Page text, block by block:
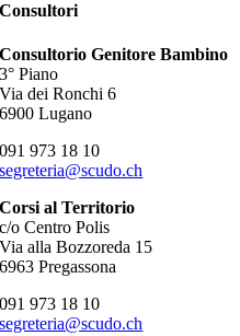
Consultori
Consultorio Genitore Bambino
3° Piano
Via dei Ronchi 6
6900 Lugano
091 973 18 10
segreteria@scudo.ch
Corsi al Territorio
c/o Centro Polis
Via alla Bozzoreda 15
6963 Pregassona
091 973 18 10
segreteria@scudo.ch